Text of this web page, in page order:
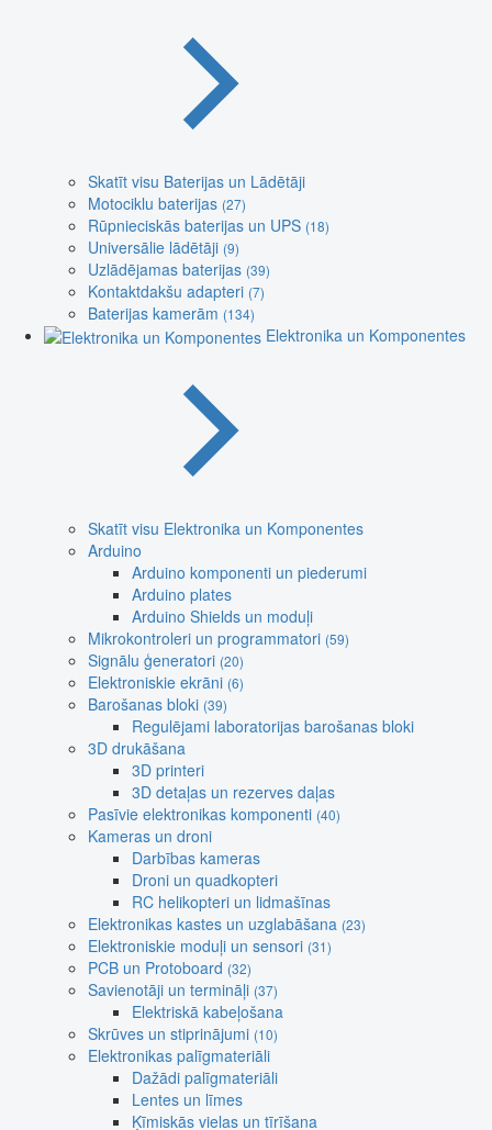
Skatīt visu Baterijas un Lādētāji
Motociklu baterijas (27)
Rūpnieciskās baterijas un UPS (18)
Universālie lādētāji (9)
Uzlādējamas baterijas (39)
Kontaktdakšu adapteri (7)
Baterijas kamerām (134)
Elektronika un Komponentes
Skatīt visu Elektronika un Komponentes
Arduino
Arduino komponenti un piederumi
Arduino plates
Arduino Shields un moduļi
Mikrokontroleri un programmatori (59)
Signālu ģeneratori (20)
Elektroniskie ekrāni (6)
Barošanas bloki (39)
Regulējami laboratorijas barošanas bloki
3D drukāšana
3D printeri
3D detaļas un rezerves daļas
Pasīvie elektronikas komponenti (40)
Kameras un droni
Darbības kameras
Droni un quadkopteri
RC helikopteri un lidmašīnas
Elektronikas kastes un uzglabāšana (23)
Elektroniskie moduļi un sensori (31)
PCB un Protoboard (32)
Savienotāji un termināļi (37)
Elektriskā kabeļošana
Skrūves un stiprinājumi (10)
Elektronikas palīgmateriāli
Dažādi palīgmateriāli
Lentes un līmes
Ķīmiskās vielas un tīrīšana